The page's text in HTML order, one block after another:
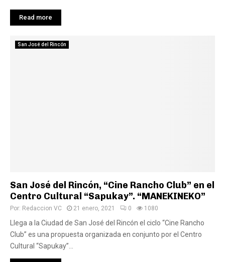
Read more
San José del Rincón
San José del Rincón, “Cine Rancho Club” en el
Centro Cultural “Sapukay”. “MANEKINEKO”
Por: Redaccion VC 21 enero, 2021 0 1080
Llega a la Ciudad de San José del Rincón el ciclo “Cine Rancho
Club” es una propuesta organizada en conjunto por el Centro
Cultural “Sapukay”...